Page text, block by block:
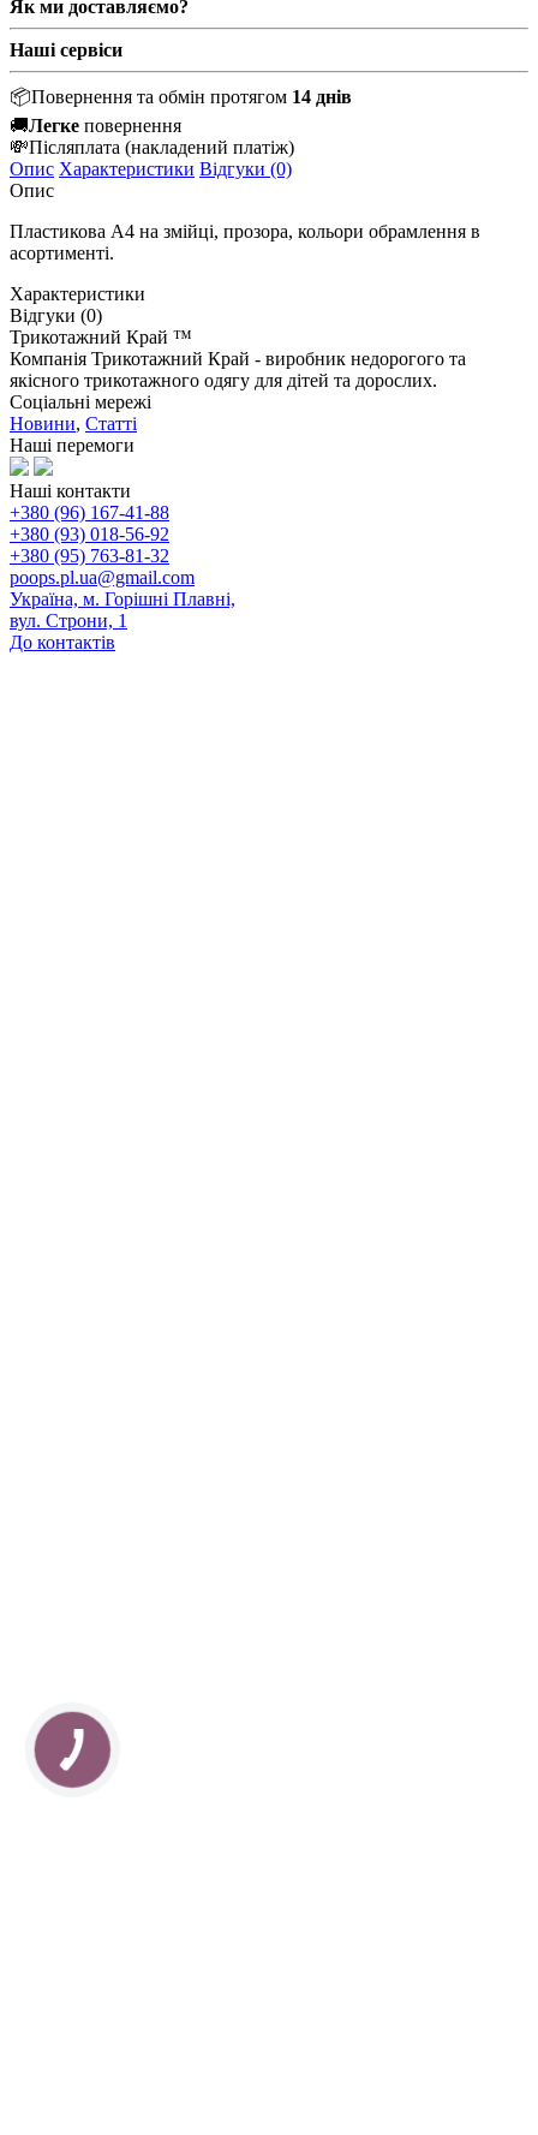
Як ми доставляємо?
Наші сервіси
📦Повернення та обмін протягом 14 днів
🚚Легке повернення
💸Післяплата (накладений платіж)
Опис Характеристики Відгуки (0)
Опис
Пластикова А4 на змійці, прозора, кольори обрамлення в
асортименті.
Характеристики
Відгуки (0)
Трикотажний Край ™
Компанія Трикотажний Край - виробник недорогого та
якісного трикотажного одягу для дітей та дорослих.
Соціальні мережі
Новини, Статті
Наші перемоги
Наші контакти
+380 (96) 167-41-88
+380 (93) 018-56-92
+380 (95) 763-81-32
poops.pl.ua@gmail.com
Україна, м. Горішні Плавні,
вул. Строни, 1
До контактів